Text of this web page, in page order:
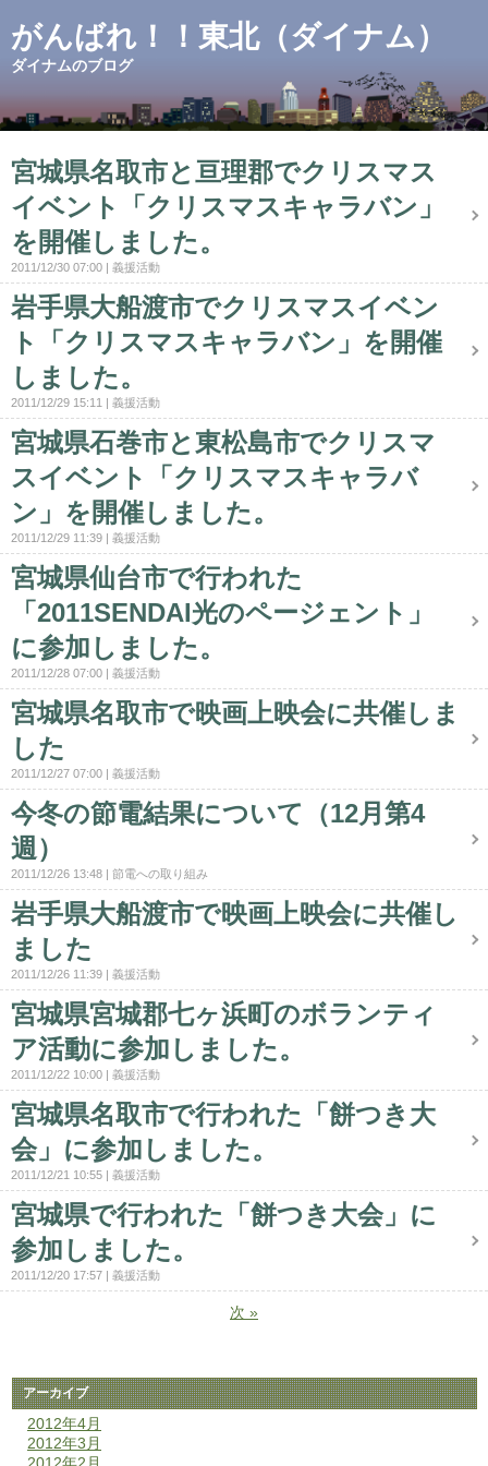
がんばれ！！東北（ダイナム）
ダイナムのブログ
宮城県名取市と亘理郡でクリスマス
イベント「クリスマスキャラバン」
を開催しました。
2011/12/30 07:00 義援活動
岩手県大船渡市でクリスマスイベン
ト「クリスマスキャラバン」を開催
しました。
2011/12/29 15:11 義援活動
宮城県石巻市と東松島市でクリスマ
スイベント「クリスマスキャラバ
ン」を開催しました。
2011/12/29 11:39 義援活動
宮城県仙台市で行われた
「2011SENDAI光のページェント」
に参加しました。
2011/12/28 07:00 義援活動
宮城県名取市で映画上映会に共催しま
した
2011/12/27 07:00 義援活動
今冬の節電結果について（12月第4
週）
2011/12/26 13:48 節電への取り組み
岩手県大船渡市で映画上映会に共催し
ました
2011/12/26 11:39 義援活動
宮城県宮城郡七ヶ浜町のボランティ
ア活動に参加しました。
2011/12/22 10:00 義援活動
宮城県名取市で行われた「餅つき大
会」に参加しました。
2011/12/21 10:55 義援活動
宮城県で行われた「餅つき大会」に
参加しました。
2011/12/20 17:57 義援活動
次 »
アーカイブ
2012年4月
2012年3月